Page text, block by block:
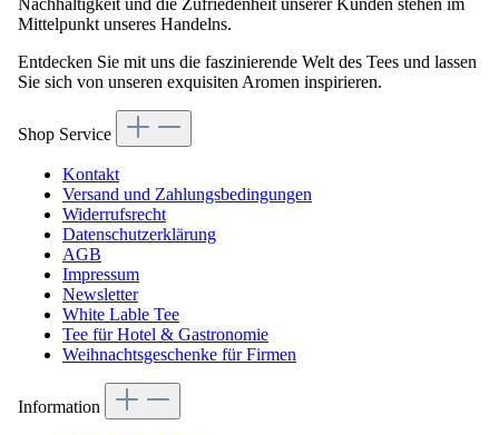
Mittelpunkt unseres Handelns.
Entdecken Sie mit uns die faszinierende Welt des Tees und lassen
Sie sich von unseren exquisiten Aromen inspirieren.
Shop Service
Kontakt
Versand und Zahlungsbedingungen
Widerrufsrecht
Datenschutzerklärung
AGB
Impressum
Newsletter
White Lable Tee
Tee für Hotel & Gastronomie
Weihnachtsgeschenke für Firmen
Information